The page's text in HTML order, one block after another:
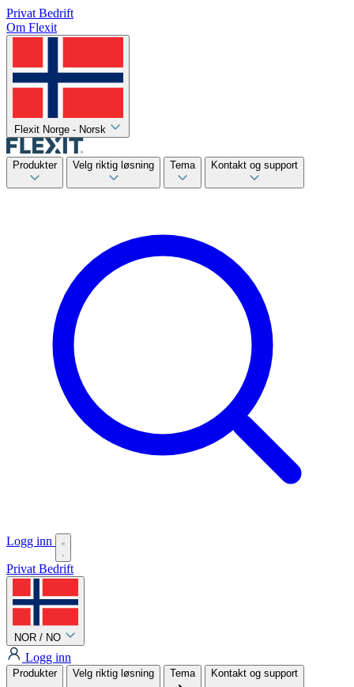
Privat Bedrift
Om Flexit
Flexit Norge - Norsk
Produkter Velg riktig løsning Tema Kontakt og support
Logg inn
Privat Bedrift
NOR / NO
Logg inn
Produkter Velg riktig løsning Tema Kontakt og support